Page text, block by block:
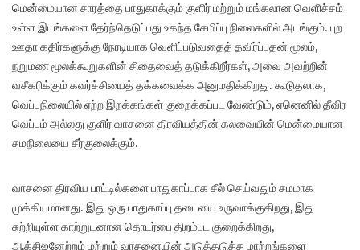
மென்மையான சாரத்தை பாதுகாக்கும் குளிர் மற்றும் மங்கலான வெளிச்சம்
உள்ள இடங்களை தேர்ந்தெடுப்பது உகந்த சேமிப்பு நிலைகளில் அடங்கும். புற
ஊதா கதிர்களுக்கு நேரடியாக வெளிப்படுவதைத் தவிர்ப்பதன் மூலம்,
நறுமண மூலக்கூறுகளின் சிதைவைத் தடுக்கிறீர்கள், அவை அவற்றின்
வசீகரிக்கும் கவர்ச்சியைத் தக்கவைக்க அனுமதிக்கிறது. கூடுதலாக,
வெப்பநிலையில் ஏற்ற இறக்கங்கள் குறைக்கப்பட வேண்டும், ஏனெனில் தீவிர
வெப்பம் அல்லது குளிர் வாசனை திரவியத்தின் கலவையின் மென்மையான
சமநிலையை சீர்குலைக்கும்.
வாசனை திரவிய பாட்டில்களை பாதுகாப்பாக சீல் செய்வதும் சமமாக
முக்கியமானது. இது ஒரு பாதுகாப்பு தடையை உருவாக்குகிறது, இது
சுற்றியுள்ள காற்றுடனான தொடர்பை திறம்பட குறைக்கிறது,
ஆக்சிஜனேற்றம் மற்றும் வாசனையின் அடுத்தடுத்த மாற்றங்களை